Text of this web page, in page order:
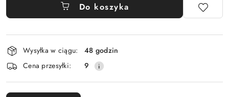
Do koszyka
Dostępność
i
dostawa
Wysyłka w ciągu:
48 godzin
Cena przesyłki:
9